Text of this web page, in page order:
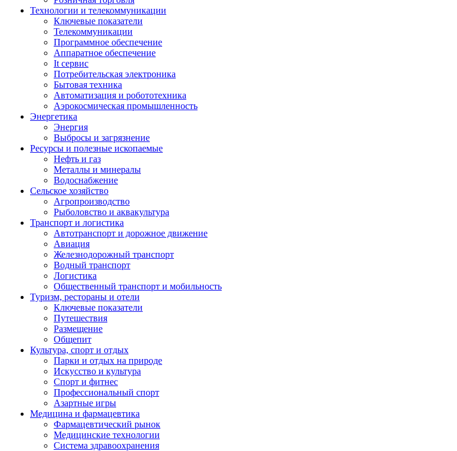
Технологии и телекоммуникации
Ключевые показатели
Телекоммуникации
Программное обеспечение
Аппаратное обеспечение
It сервис
Потребительская электроника
Бытовая техника
Автоматизация и робототехника
Аэрокосмическая промышленность
Энергетика
Энергия
Выбросы и загрязнение
Ресурсы и полезные ископаемые
Нефть и газ
Металлы и минералы
Водоснабжение
Сельское хозяйство
Агропроизводство
Рыболовство и аквакультура
Транспорт и логистика
Автотранспорт и дорожное движение
Авиация
Железнодорожный транспорт
Водный транспорт
Логистика
Общественный транспорт и мобильность
Туризм, рестораны и отели
Ключевые показатели
Путешествия
Размещение
Общепит
Культура, спорт и отдых
Парки и отдых на природе
Искусство и культура
Спорт и фитнес
Профессиональный спорт
Азартные игры
Медицина и фармацевтика
Фармацевтический рынок
Медицинские технологии
Система здравоохранения